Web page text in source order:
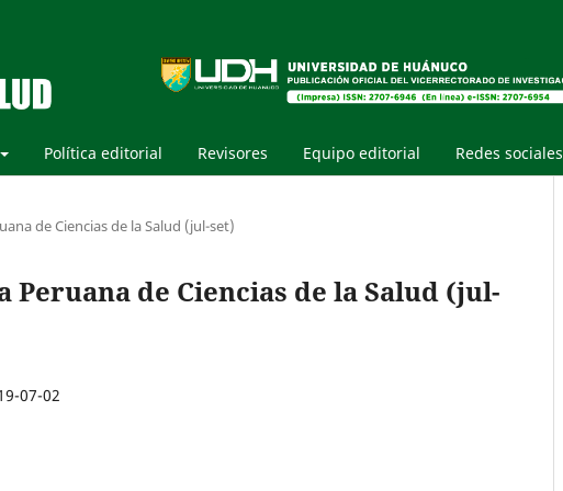
Política editorial Revisores Equipo editorial Redes sociales
de Ciencias de la Salud (jul-set)
Peruana de Ciencias de la Salud (jul-
07-02